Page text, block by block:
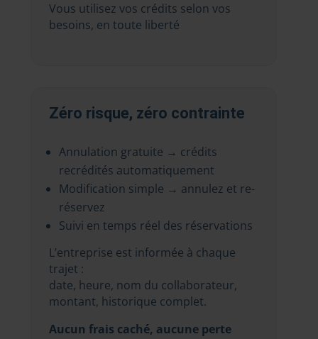
Vous utilisez vos crédits selon vos
besoins, en toute liberté
Zéro risque, zéro contrainte
Annulation gratuite → crédits
recrédités automatiquement
Modification simple → annulez et re-
réservez
Suivi en temps réel des réservations
L’entreprise est informée à chaque
trajet :
date, heure, nom du collaborateur,
montant, historique complet.
Aucun frais caché, aucune perte